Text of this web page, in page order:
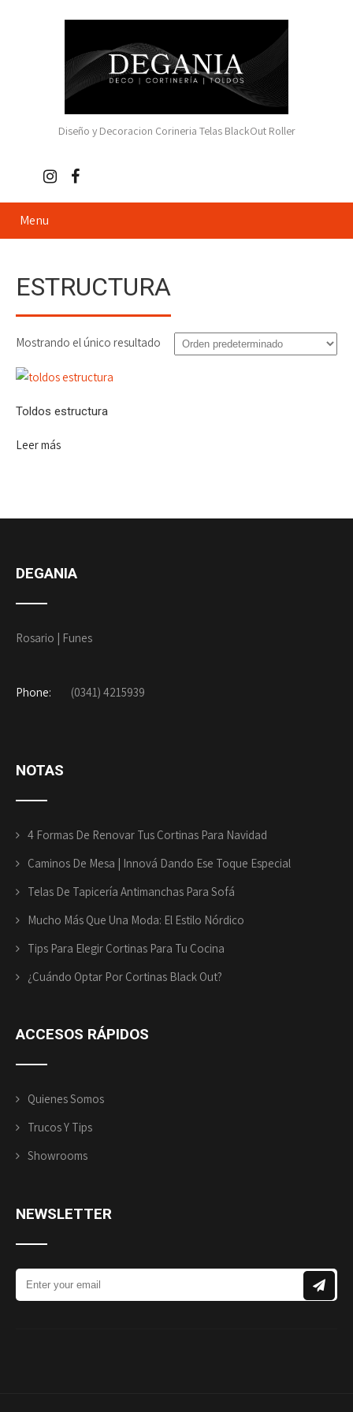
Diseño y Decoracion Corineria Telas BlackOut Roller
Menu
ESTRUCTURA
Mostrando el único resultado
Toldos estructura
Leer más
DEGANIA
Rosario | Funes
Phone: (0341) 4215939
NOTAS
4 Formas De Renovar Tus Cortinas Para Navidad
Caminos De Mesa | Innová Dando Ese Toque Especial
Telas De Tapicería Antimanchas Para Sofá
Mucho Más Que Una Moda: El Estilo Nórdico
Tips Para Elegir Cortinas Para Tu Cocina
¿Cuándo Optar Por Cortinas Black Out?
ACCESOS RÁPIDOS
Quienes Somos
Trucos Y Tips
Showrooms
NEWSLETTER